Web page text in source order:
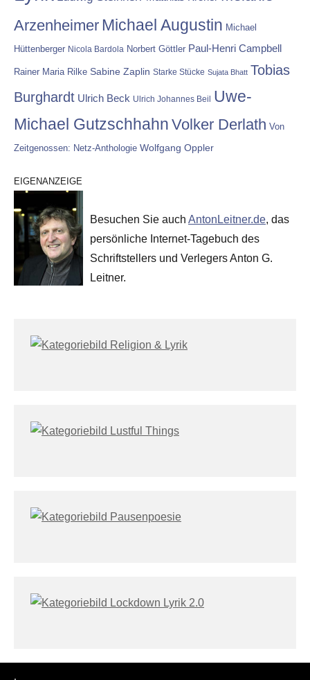
Arzenheimer Michael Augustin Michael
Hüttenberger Nicola Bardola Norbert Göttler Paul-Henri Campbell
Rainer Maria Rilke Sabine Zaplin Starke Stücke Sujata Bhatt Tobias
Burghardt Ulrich Beck Ulrich Johannes Beil
Uwe-
Michael Gutzschhahn Volker Derlath Von
Zeitgenossen: Netz-Anthologie Wolfgang Oppler
EIGENANZEIGE
Besuchen Sie auch AntonLeitner.de, das
persönliche Internet-Tagebuch des
Schriftstellers und Verlegers Anton G.
Leitner.